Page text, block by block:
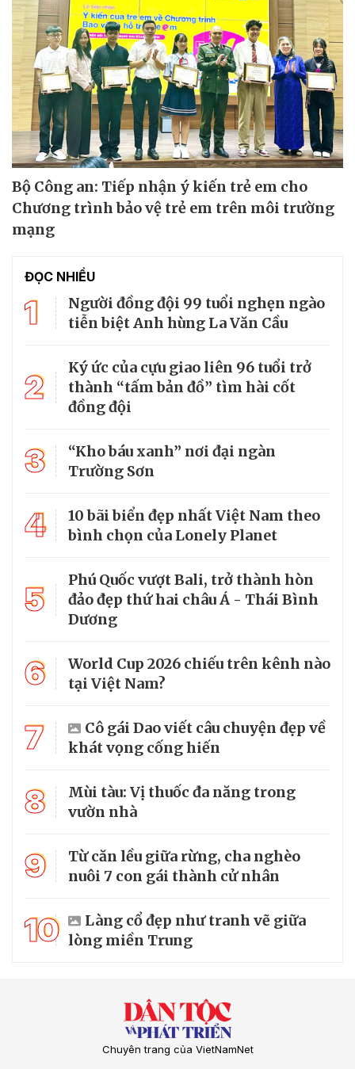
Bộ Công an: Tiếp nhận ý kiến trẻ em cho
Chương trình bảo vệ trẻ em trên môi trường
mạng
ĐỌC NHIỀU
1
Người đồng đội 99 tuổi nghẹn ngào
tiễn biệt Anh hùng La Văn Cầu
2
Ký ức của cựu giao liên 96 tuổi trở
thành “tấm bản đồ” tìm hài cốt
đồng đội
3
“Kho báu xanh” nơi đại ngàn
Trường Sơn
4
10 bãi biển đẹp nhất Việt Nam theo
bình chọn của Lonely Planet
5
Phú Quốc vượt Bali, trở thành hòn
đảo đẹp thứ hai châu Á - Thái Bình
Dương
6
World Cup 2026 chiếu trên kênh nào
tại Việt Nam?
7
Cô gái Dao viết câu chuyện đẹp về
khát vọng cống hiến
8
Mùi tàu: Vị thuốc đa năng trong
vườn nhà
9
Từ căn lều giữa rừng, cha nghèo
nuôi 7 con gái thành cử nhân
10
Làng cổ đẹp như tranh vẽ giữa
lòng miền Trung
Chuyên trang của VietNamNet